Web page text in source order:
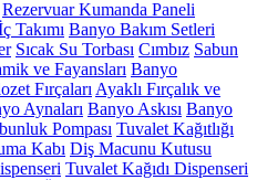
Rezervuar Kumanda Paneli
Takımı Banyo Bakım Setleri
Sıcak Su Torbası Cımbız Sabun
ve Fayansları Banyo
Fırçaları Ayaklı Fırçalık ve
Aynaları Banyo Askısı Banyo
Pompası Tuvalet Kağıtlığı
Kabı Diş Macunu Kutusu
Tuvalet Kağıdı Dispenseri